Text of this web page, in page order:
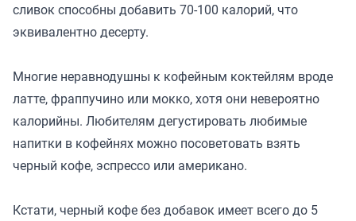
сливок способны добавить 70-100 калорий, что
эквивалентно десерту.
Многие неравнодушны к кофейным коктейлям вроде
латте, фраппучино или мокко, хотя они невероятно
калорийны. Любителям дегустировать любимые
напитки в кофейнях можно посоветовать взять
черный кофе, эспрессо или американо.
Кстати, черный кофе без добавок имеет всего до 5